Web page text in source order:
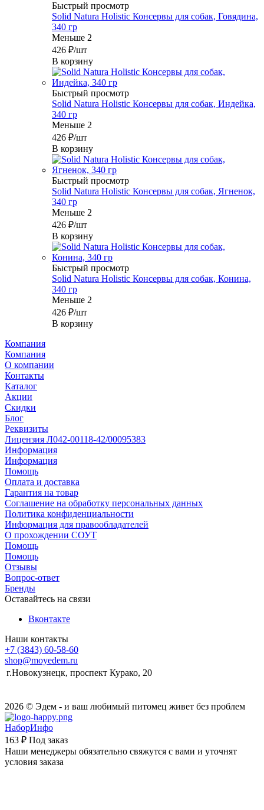
Быстрый просмотр
Solid Natura Holistic Консервы для собак, Говядина,
340 гр
Меньше 2
426 ₽/шт
В корзину
Быстрый просмотр
Solid Natura Holistic Консервы для собак, Индейка,
340 гр
Меньше 2
426 ₽/шт
В корзину
Быстрый просмотр
Solid Natura Holistic Консервы для собак, Ягненок,
340 гр
Меньше 2
426 ₽/шт
В корзину
Быстрый просмотр
Solid Natura Holistic Консервы для собак, Конина,
340 гр
Меньше 2
426 ₽/шт
В корзину
Компания
Компания
О компании
Контакты
Каталог
Акции
Скидки
Блог
Реквизиты
Лицензия Л042-00118-42/00095383
Информация
Информация
Помощь
Оплата и доставка
Гарантия на товар
Соглашение на обработку персональных данных
Политика конфиденциальности
Информация для правообладателей
О прохождении СОУТ
Помощь
Помощь
Отзывы
Вопрос-ответ
Бренды
Оставайтесь на связи
Вконтакте
Наши контакты
+7 (3843) 60-58-60
shop@moyedem.ru
г.Новокузнецк, проспект Курако, 20
2026 © Эдем - и ваш любимый питомец живет без проблем
НаборИнфо
163 ₽ Под заказ
Наши менеджеры обязательно свяжутся с вами и уточнят
условия заказа